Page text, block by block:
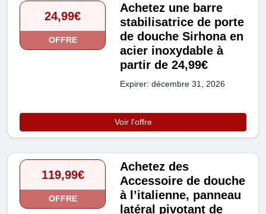
24,99€
OFFRE
Achetez une barre
stabilisatrice de porte
de douche Sirhona en
acier inoxydable à
partir de 24,99€
Expirer: décembre 31, 2026
Voir l'offre
119,99€
OFFRE
Achetez des
Accessoire de douche
à l’italienne, panneau
latéral pivotant de